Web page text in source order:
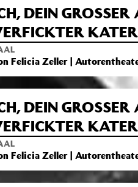
DEIN
Felicia Zeller |
DEIN
Felicia Zeller |